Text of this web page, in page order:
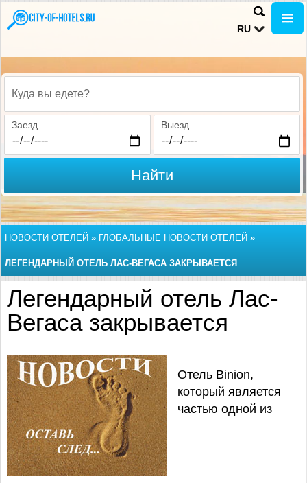
RU
Куда вы едете?
Заезд Выезд
Найти
НОВОСТИ ОТЕЛЕЙ » ГЛОБАЛЬНЫЕ НОВОСТИ ОТЕЛЕЙ »
ЛЕГЕНДАРНЫЙ ОТЕЛЬ ЛАС-ВЕГАСА ЗАКРЫВАЕТСЯ
Легендарный отель Лас-
Вегаса закрывается
Отель Binion,
который является
частью одной из